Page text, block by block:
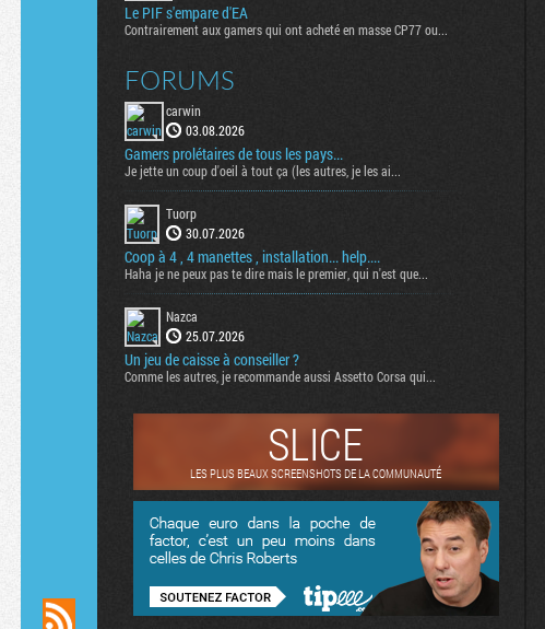
Le PIF s'empare d'EA
Contrairement aux gamers qui ont acheté en masse CP77 ou...
FORUMS
carwin
03.08.2026
Gamers prolétaires de tous les pays...
Je jette un coup d'oeil à tout ça (les autres, je les ai...
Tuorp
30.07.2026
Coop à 4 , 4 manettes , installation... help....
Haha je ne peux pas te dire mais le premier, qui n'est que...
Nazca
25.07.2026
Un jeu de caisse à conseiller ?
Comme les autres, je recommande aussi Assetto Corsa qui...
SLICE
LES PLUS BEAUX SCREENSHOTS DE LA COMMUNAUTÉ